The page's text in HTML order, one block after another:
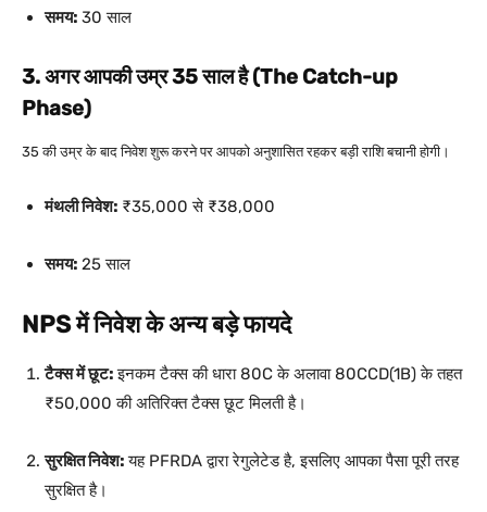
समय: 30 साल
3. अगर आपकी उम्र 35 साल है (The Catch-up
Phase)
35 की उम्र के बाद निवेश शुरू करने पर आपको अनुशासित रहकर बड़ी राशि बचानी होगी।
मंथली निवेश: ₹35,000 से ₹38,000
समय: 25 साल
NPS में निवेश के अन्य बड़े फायदे
टैक्स में छूट:इनकम टैक्स की धारा 80C के अलावा 80CCD(1B) के तहत
₹50,000 की अतिरिक्त टैक्स छूट मिलती है।
सुरक्षित निवेश:यह PFRDA द्वारा रेगुलेटेड है, इसलिए आपका पैसा पूरी तरह
सुरक्षित है।